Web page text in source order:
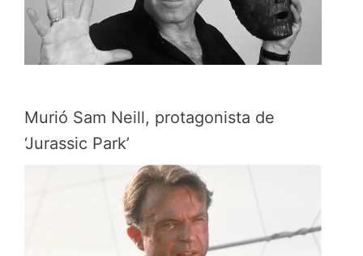
Murió Sam Neill, protagonista de
‘Jurassic Park’